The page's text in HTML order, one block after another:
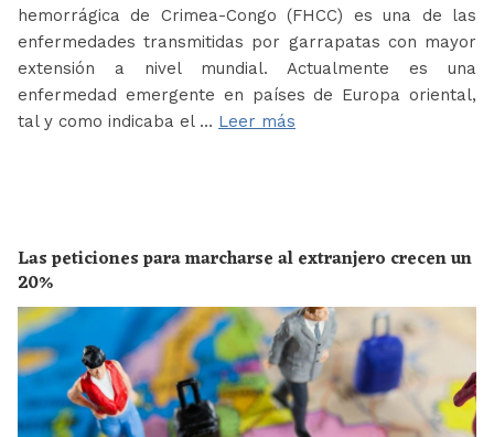
hemorrágica de Crimea-Congo (FHCC) es una de las
enfermedades transmitidas por garrapatas con mayor
extensión a nivel mundial. Actualmente es una
enfermedad emergente en países de Europa oriental,
tal y como indicaba el … Leer más
Las peticiones para marcharse al extranjero crecen un
20%